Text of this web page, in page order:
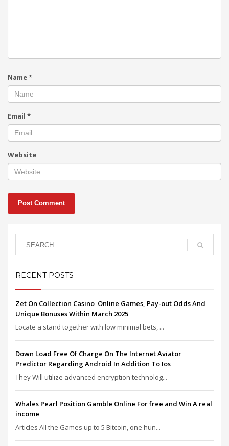
Name*
Email *
Website
RECENT POSTS
Zet On Collection Casino ️ Online Games, Pay-out Odds And
Unique Bonuses Within March 2025
Locate a stand together with low minimal bets, ...
Down Load Free Of Charge On The Internet Aviator
Predictor Regarding Android In Addition To Ios
They Will utilize advanced encryption technolog...
Whales Pearl Position Gamble Online For free and Win A real
income
Articles All the Games up to 5 Bitcoin, one hun...